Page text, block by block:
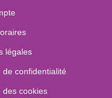
légales
de confidentialité
des cookies